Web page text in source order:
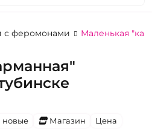
с феромонами Маленькая
новые Магазин
Цена